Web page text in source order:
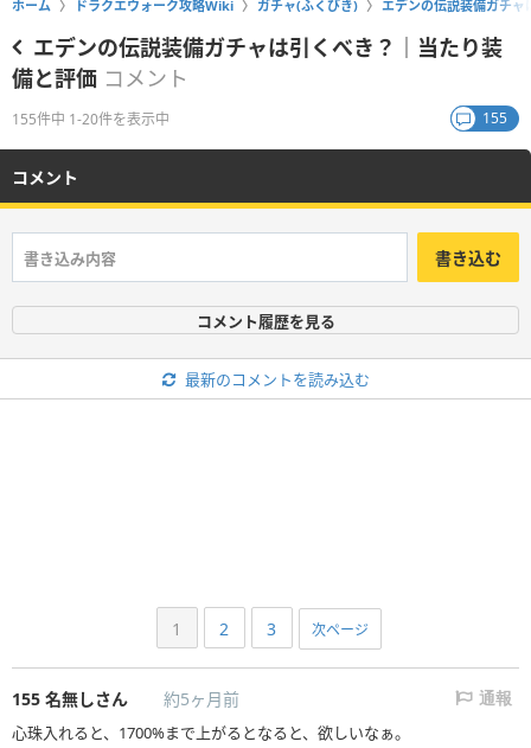
ホーム ドラクエウォーク攻略Wiki ガチャ(ふくびき) エデンの伝説装備ガチ
エデンの伝説装備ガチャは引くべき？｜当たり装
備と評価 コメント
155件中 1-20件を表示中 155
コメント
書き込む
コメント履歴を見る
最新のコメントを読み込む
1 2 3 次ページ
155 名無しさん 約5ヶ月前 通報
心珠入れると、1700%まで上がるとなると、欲しいなぁ。